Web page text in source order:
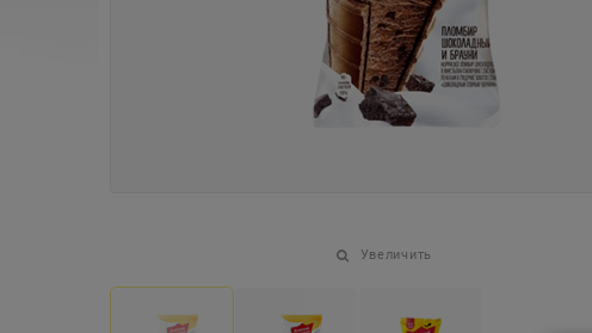
Увеличить